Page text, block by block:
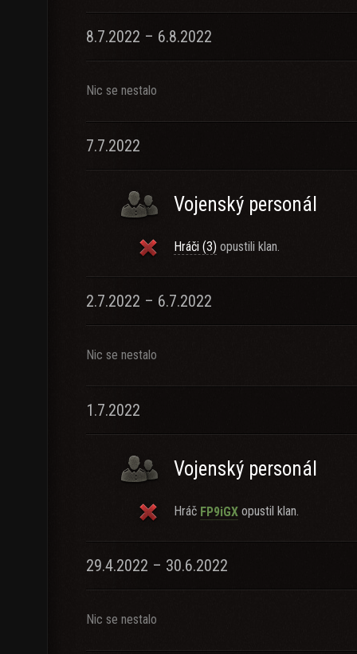
8.7.2022 – 6.8.2022
Nic se nestalo
7.7.2022
Vojenský personál
Hráči (3) opustili klan.
2.7.2022 – 6.7.2022
Nic se nestalo
1.7.2022
Vojenský personál
Hráč FP9iGX opustil klan.
29.4.2022 – 30.6.2022
Nic se nestalo